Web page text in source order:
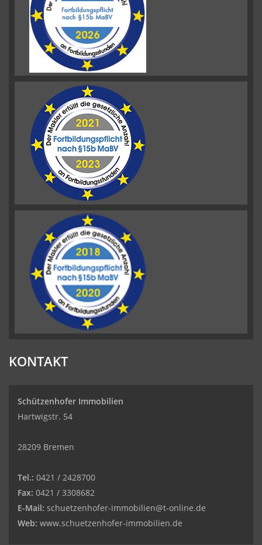
KONTAKT
Schützenhofer Immobilien
Hartwigstr. 54
28209 Bremen
Tel.: 0421 / 2428700
Fax: 0421 / 3308682
E-Mail: schuetzenhofer-immobilien@t-online.de
Web: www.schuetzenhofer-immobilien.de